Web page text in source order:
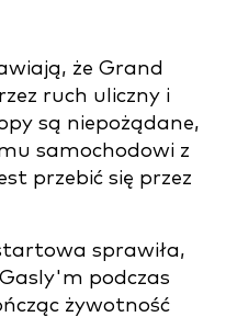
że Grand
ruch uliczny i
są niepożądane,
samochodowi z
przebić się przez
sprawiła,
podczas
żywotność